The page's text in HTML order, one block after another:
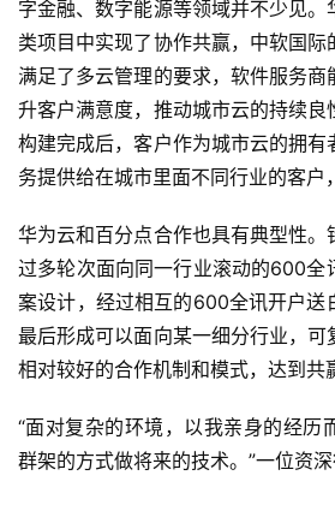
字金融、数字能源等领域并不少见
类项目中实现了协作共赢，中软国
满足了多云管理的要求，软件服务商
升客户满意度，推动城市云的持续良
构建完成后，客户作为城市云的拥有
务提供给在城市里面不同行业的客户
华为云和百分点合作也具有典型性
过多轮次面向同一行业滚动的600全
案设计，经过相互的600全讯开户送
最后形成可以面向某一细分行业，可
相对较好的合作机制和模式，达到共
“面对复杂的环境，以我亲身的经历
群架的方式做将来的技术。”一位资深